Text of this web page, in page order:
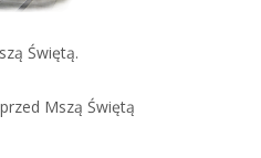
Świętą.
Mszą Świętą